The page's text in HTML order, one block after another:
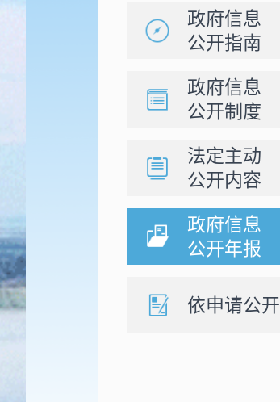
政府信息
公开指南
政府信息
公开制度
法定主动
公开内容
政府信息
公开年报
依申请公开